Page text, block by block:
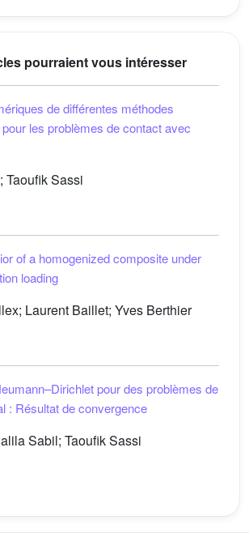
pourraient vous intéresser
de différentes méthodes
les problèmes de contact avec
Taoufik Sassi
of a homogenized composite under
loading
Laurent Baillet; Yves Berthier
pour des problèmes de
: Résultat de convergence
Sabil; Taoufik Sassi